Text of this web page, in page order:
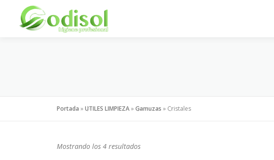
contenido
Portada »UTILES LIMPIEZA»Gamuzas » Cristales
Mostrando los 4 resultados